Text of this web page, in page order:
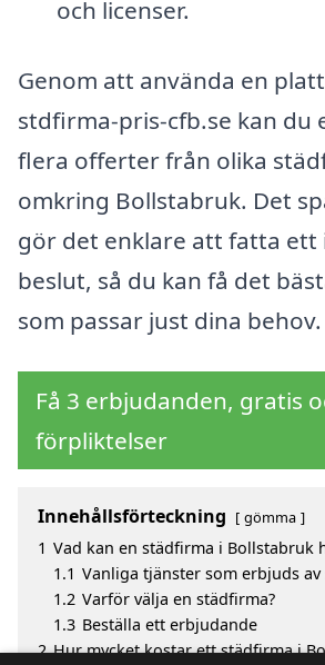
och licenser.
Genom att använda en
stdfirma-pris-cfb.se kan du
flera offerter från olika
omkring Bollstabruk. Det
gör det enklare att fatta
beslut, så du kan få det
som passar just dina behov.
Få 3 erbjudanden, gratis
förpliktelser
Innehållsförteckning gömma
1 Vad kan en städfirma i Bollstabruk
1.1 Vanliga tjänster som erbjuds
1.2 Varför välja en städfirma?
1.3 Beställa ett erbjudande
2 Hur mycket kostar ett städfirma i